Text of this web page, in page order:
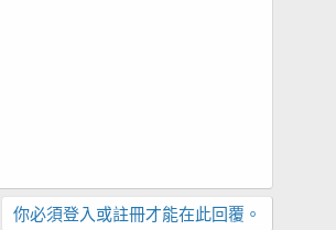
你必須登入或註冊才能在此回覆。